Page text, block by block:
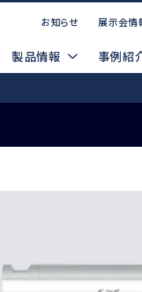
お知らせ 展示会情
製品情報 事例紹
Emax EVOlution
お問い合わせ